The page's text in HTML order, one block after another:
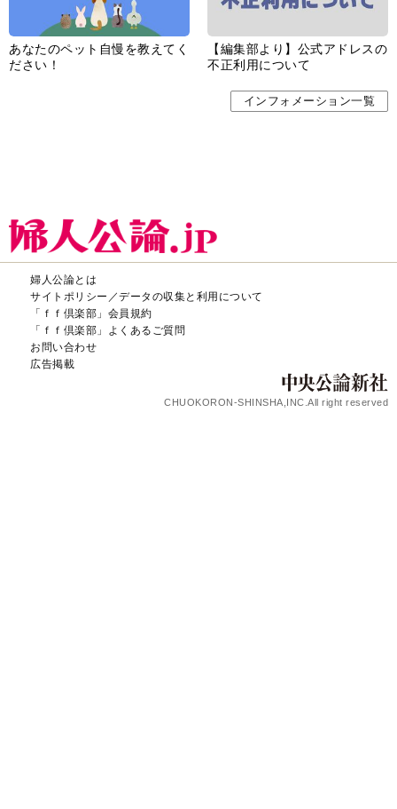
あなたのペット自慢を教えてく
ださい！
【編集部より】公式アドレスの
不正利用について
インフォメーション一覧
婦人公論とは
サイトポリシー／データの収集と利用について
「ｆｆ倶楽部」会員規約
「ｆｆ倶楽部」よくあるご質問
お問い合わせ
広告掲載
CHUOKORON-SHINSHA,INC.All right reserved